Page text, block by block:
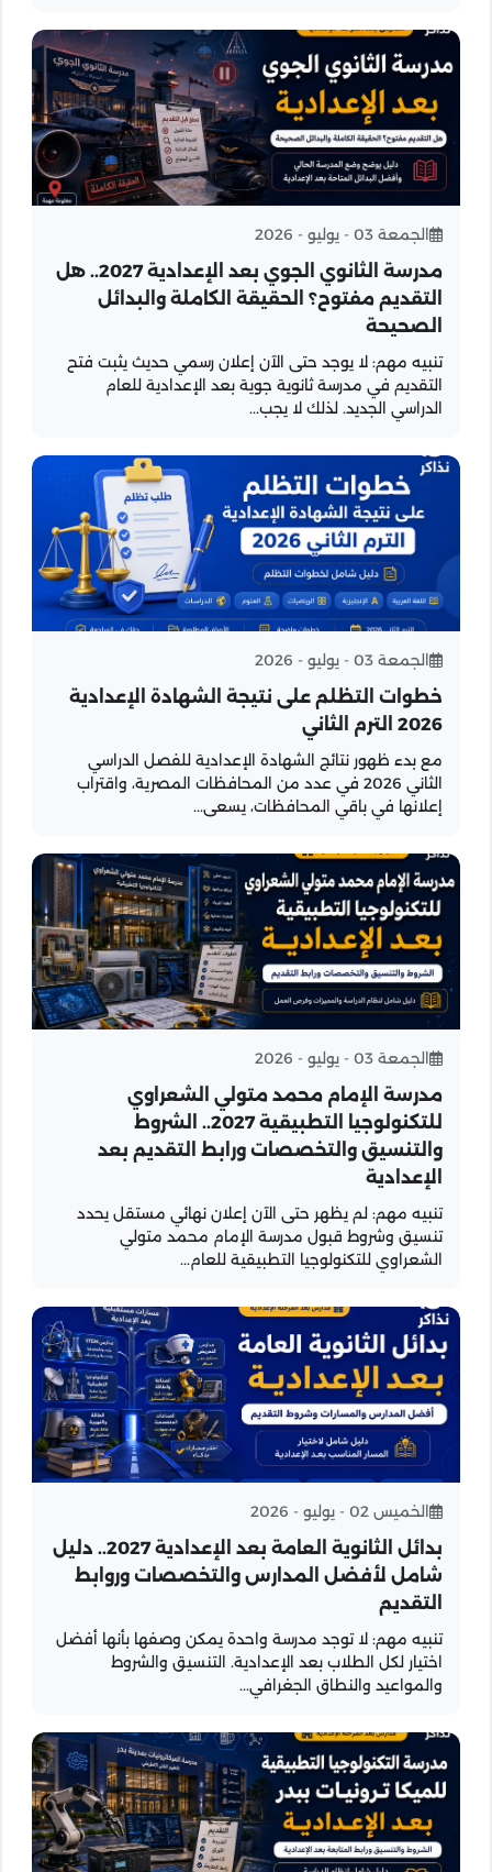
الجمعة 03 - يوليو - 2026
مدرسة الثانوي الجوي بعد الإعدادية 2027.. هل
التقديم مفتوح؟ الحقيقة الكاملة والبدائل
الصحيحة
تنبيه مهم: لا يوجد حتى الآن إعلان رسمي حديث يثبت فتح
التقديم في مدرسة ثانوية جوية بعد الإعدادية للعام
الدراسي الجديد. لذلك لا يجب...
الجمعة 03 - يوليو - 2026
خطوات التظلم على نتيجة الشهادة الإعدادية
2026 الترم الثاني
مع بدء ظهور نتائج الشهادة الإعدادية للفصل الدراسي
الثاني 2026 في عدد من المحافظات المصرية، واقتراب
إعلانها في باقي المحافظات، يسعى...
الجمعة 03 - يوليو - 2026
مدرسة الإمام محمد متولي الشعراوي
للتكنولوجيا التطبيقية 2027.. الشروط
والتنسيق والتخصصات ورابط التقديم بعد
الإعدادية
تنبيه مهم: لم يظهر حتى الآن إعلان نهائي مستقل يحدد
تنسيق وشروط قبول مدرسة الإمام محمد متولي
الشعراوي للتكنولوجيا التطبيقية للعام...
الخميس 02 - يوليو - 2026
بدائل الثانوية العامة بعد الإعدادية 2027.. دليل
شامل لأفضل المدارس والتخصصات وروابط
التقديم
تنبيه مهم: لا توجد مدرسة واحدة يمكن وصفها بأنها أفضل
اختيار لكل الطلاب بعد الإعدادية. التنسيق والشروط
والمواعيد والنطاق الجغرافي...